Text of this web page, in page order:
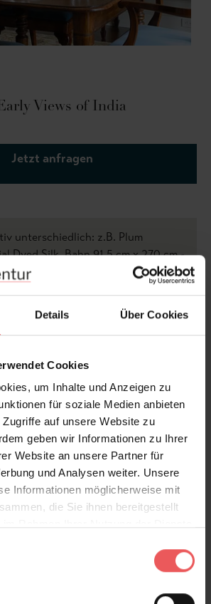
Details Über Cookies
Cookies
um Inhalte und Anzeigen zu
für soziale Medien anbieten
auf unsere Website zu
geben wir Informationen zu Ihrer
Website an unsere Partner für
und Analysen weiter. Unsere
Informationen möglicherweise mit
die Sie ihnen bereitgestellt
Views of India
Jetzt anfragen
unterschiedlich: z.B. Plum
Dyed Silk, Bahn 91,5 cm x 270 cm -
& Zahlung
Bewertungen
Teilen!
Produkt?